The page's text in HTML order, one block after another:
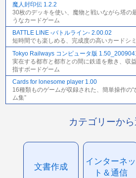
魔人封印伝 1.2.2
30枚のデッキを使い、魔物と戦いながら塔の
うなカードゲーム
BATTLE LINE -バトルライン- 2.00.02
短時間でも楽しめる、完成度の高いカードシ
Tokyo Railways コンピュータ版
実在する都市と都市との間に鉄道を敷き、収
指すボードゲーム
Cards for lonesome player 1.00
16種類ものゲームが収録された、簡単操作の
ム集”
カテゴリーか
文書作成
インターネッ
ト＆通信